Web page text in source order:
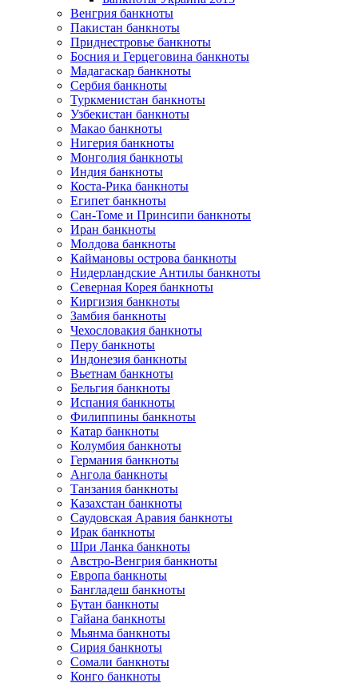
Венгрия банкноты
Пакистан банкноты
Приднестровье банкноты
Босния и Герцеговина банкноты
Мадагаскар банкноты
Сербия банкноты
Туркменистан банкноты
Узбекистан банкноты
Макао банкноты
Нигерия банкноты
Монголия банкноты
Индия банкноты
Коста-Рика банкноты
Египет банкноты
Сан-Томе и Принсипи банкноты
Иран банкноты
Молдова банкноты
Каймановы острова банкноты
Нидерландские Антилы банкноты
Северная Корея банкноты
Киргизия банкноты
Замбия банкноты
Чехословакия банкноты
Перу банкноты
Индонезия банкноты
Вьетнам банкноты
Бельгия банкноты
Испания банкноты
Филиппины банкноты
Катар банкноты
Колумбия банкноты
Германия банкноты
Ангола банкноты
Танзания банкноты
Казахстан банкноты
Саудовская Аравия банкноты
Ирак банкноты
Шри Ланка банкноты
Австро-Венгрия банкноты
Европа банкноты
Бангладеш банкноты
Бутан банкноты
Гайана банкноты
Мьянма банкноты
Сирия банкноты
Сомали банкноты
Конго банкноты